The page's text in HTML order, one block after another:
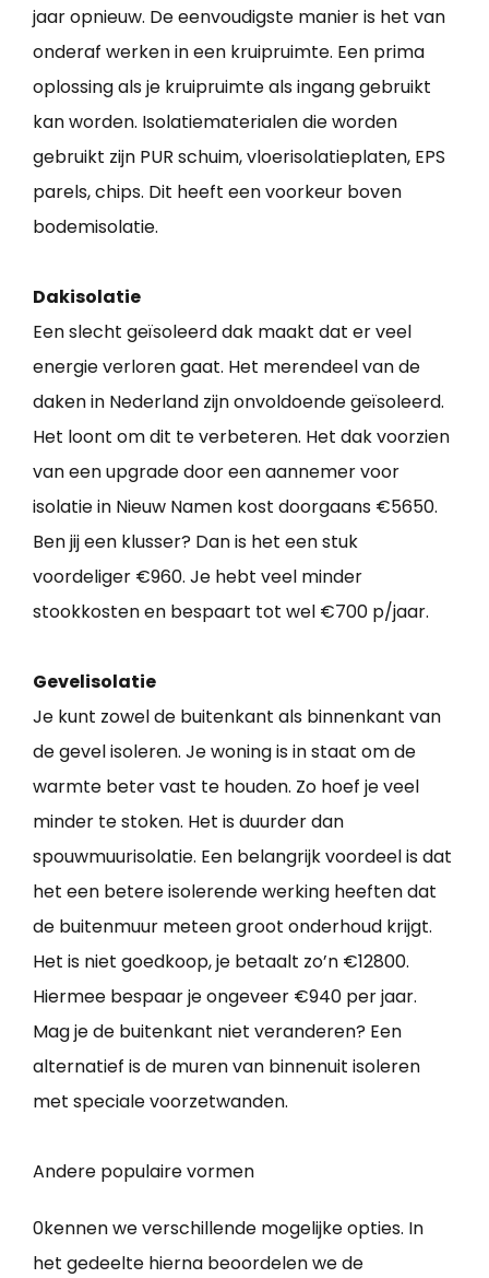
jaar opnieuw. De eenvoudigste manier is het van
onderaf werken in een kruipruimte. Een prima
oplossing als je kruipruimte als ingang gebruikt
kan worden. Isolatiematerialen die worden
gebruikt zijn PUR schuim, vloerisolatieplaten, EPS
parels, chips. Dit heeft een voorkeur boven
bodemisolatie.
Dakisolatie
Een slecht geïsoleerd dak maakt dat er veel
energie verloren gaat. Het merendeel van de
daken in Nederland zijn onvoldoende geïsoleerd.
Het loont om dit te verbeteren. Het dak voorzien
van een upgrade door een aannemer voor
isolatie in Nieuw Namen kost doorgaans €5650.
Ben jij een klusser? Dan is het een stuk
voordeliger €960. Je hebt veel minder
stookkosten en bespaart tot wel €700 p/jaar.
Gevelisolatie
Je kunt zowel de buitenkant als binnenkant van
de gevel isoleren. Je woning is in staat om de
warmte beter vast te houden. Zo hoef je veel
minder te stoken. Het is duurder dan
spouwmuurisolatie. Een belangrijk voordeel is dat
het een betere isolerende werking heeften dat
de buitenmuur meteen groot onderhoud krijgt.
Het is niet goedkoop, je betaalt zo’n €12800.
Hiermee bespaar je ongeveer €940 per jaar.
Mag je de buitenkant niet veranderen? Een
alternatief is de muren van binnenuit isoleren
met speciale voorzetwanden.
Andere populaire vormen
0kennen we verschillende mogelijke opties. In
het gedeelte hierna beoordelen we de